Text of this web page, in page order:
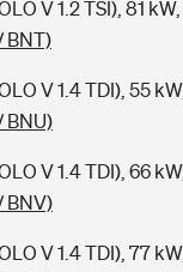
V 1.2 TSI), 81
BNT)
V 1.4 TDI), 55
BNU)
V 1.4 TDI), 66
BNV)
V 1.4 TDI), 77